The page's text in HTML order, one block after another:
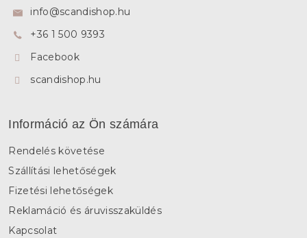
info@scandishop.hu
+36 1 500 9393
Facebook
scandishop.hu
Információ az Ön számára
Rendelés követése
Szállítási lehetőségek
Fizetési lehetőségek
Reklamáció és áruvisszaküldés
Kapcsolat